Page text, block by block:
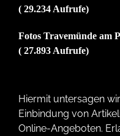
( 29.234 Aufrufe)
Fotos Travemünde am
( 27.893 Aufrufe)
Hiermit untersagen
Einbindung von
Online-Angeboten.